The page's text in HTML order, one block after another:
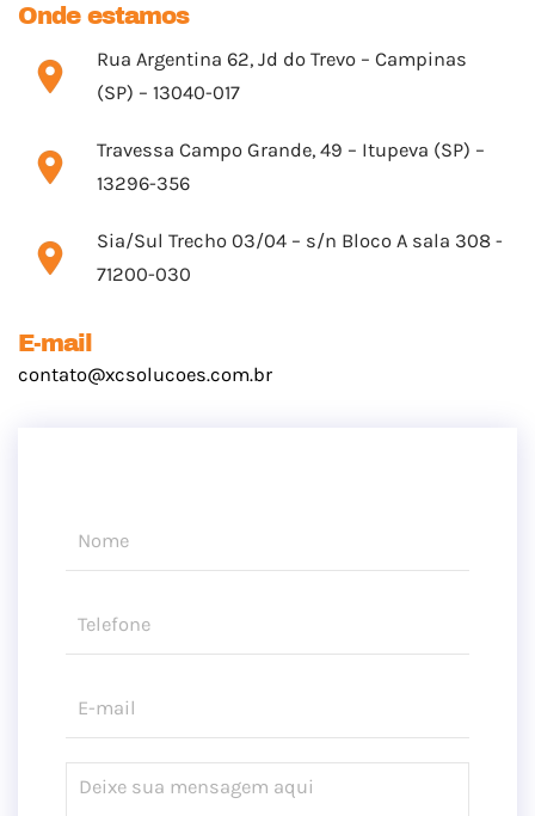
Onde estamos
Rua Argentina 62, Jd do Trevo – Campinas
(SP) – 13040-017
Travessa Campo Grande, 49 – Itupeva (SP) –
13296-356
Sia/Sul Trecho 03/04 – s/n Bloco A sala 308 -
71200-030
E-mail
contato@xcsolucoes.com.br